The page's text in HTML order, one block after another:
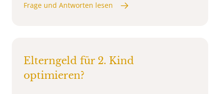
Frage und Antworten lesen
Elterngeld für 2. Kind
optimieren?